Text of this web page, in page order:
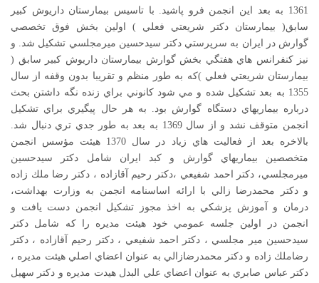
1361 به بعد اين انجمن فرو پاشيد. با تاسيس بيمارستان داريوش كبير
سابق( بيمارستان دكتر شريعتي فعلي ) اولين بخش فوق تخصصي
گوارش در ايران به سرپرستي دکتر سيدحسين ميرمجلسي تشكيل شد. و
نيز كنفرانس هاي هفتگي بخش گوارش بيمارستان داريوش كبير سابق (
بيمارستان شريعتي فعلي )كه به طور منظم و تقريبا بدون وقفه از سال
1355 به بعد تشكيل شده و مي شود كانوني براي زنده نگه داشتن بحث
درباره بيماريهاي دستگاه گوارش بود. به هر حال پيگيري براي تشكيل
انجمن متوقف نشد و از سال 1369 به بعد به طور جدي تري دنبال شد.
بالاخره بعد از فعاليت هاي زياد در سال 1370 هيئت مؤسس انجمن
متخصصين بيماريهاي گوارش و كبد ايران شامل دكتر سيدحسين
ميرمجلسي، دكتر احمد شفيعي ،دكتر رحيم آقازاده ، دكتر رضا ملك زاده
و دكتر محمدرضا زالي با ارائه اساسنامه انجمن به وزارت بهداشت،
درمان و آموزش پزشكي به اخذ مجوز تشكيل انجمن دست يافت و
انجمن در اولين جلسه عمومي خود هيئت مديره را كه شامل دكتر
سيدحسين مير مجلسي ، دكتر احمد شفيعي ، دكتر رحيم آقازاده ، دكتر
رضاملك زاده و دكتر محمدرضازالي به عنوان اعضاي اصلي هيئت مديره ،
دكتر عباس صابري به عنوان اعضاي علي البدل هيدت مديره و دكتر سهيل